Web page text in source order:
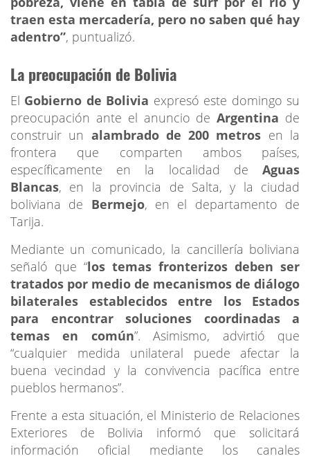
traen esta mercadería, pero no saben qué hay
adentro”, puntualizó.
La preocupación de Bolivia
El Gobierno de Bolivia expresó este domingo su
preocupación ante el anuncio deArgentina de
construir un alambrado de 200 metros en la
frontera que comparten ambos países,
específicamente en la localidad de Aguas
Blancas, en la provincia de Salta, y la ciudad
boliviana de Bermejo, en el departamento de
Tarija.
Mediante un comunicado, la cancillería boliviana
señaló que “los temas fronterizos deben ser
tratados por medio de mecanismos de diálogo
bilaterales establecidos entre los Estados
para encontrar soluciones coordinadas a
temas en común”. Asimismo, advirtió que
“cualquier medida unilateral puede afectar la
buena vecindad y la convivencia pacífica entre
pueblos hermanos”.
Frente a esta situación, el Ministerio de Relaciones
Exteriores de Bolivia informó que solicitará
información oficial mediante los canales